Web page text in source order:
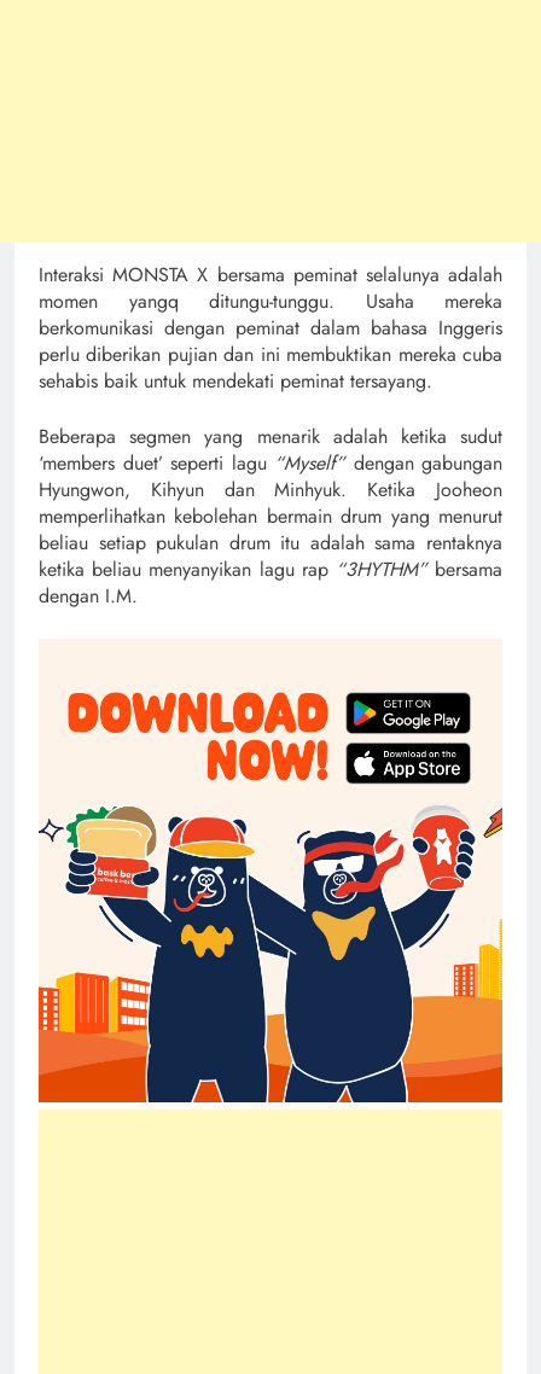
Interaksi MONSTA X bersama peminat selalunya adalah
momen yangq ditungu-tunggu. Usaha mereka
berkomunikasi dengan peminat dalam bahasa Inggeris
perlu diberikan pujian dan ini membuktikan mereka cuba
sehabis baik untuk mendekati peminat tersayang.
Beberapa segmen yang menarik adalah ketika sudut
‘members duet’ seperti lagu “Myself”dengan gabungan
Hyungwon, Kihyun dan Minhyuk. Ketika Jooheon
memperlihatkan kebolehan bermain drum yang menurut
beliau setiap pukulan drum itu adalah sama rentaknya
ketika beliau menyanyikan lagu rap “3HYTHM”bersama
dengan I.M.